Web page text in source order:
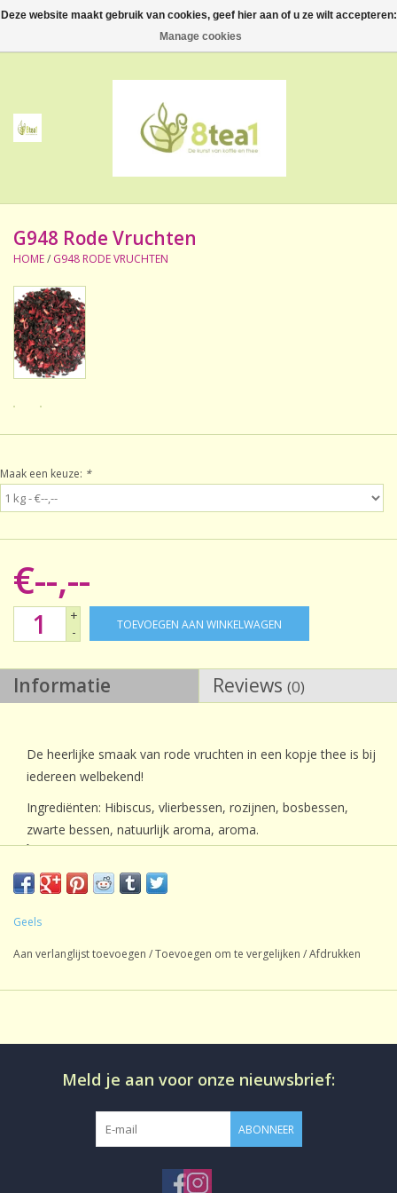
0 Artikelen - €--,--
Thee
Accessoires
NIEUW! Verpakte thee
BeppeDeli en 8tea1
Contact
Sale!
Laatste kans!
G948 Rode Vruchten
HOME/ G948 RODE VRUCHTEN
Maak een keuze: *
€--,--
+
-
TOEVOEGEN AAN WINKELWAGEN
Informatie Reviews (0)
De heerlijke smaak van rode vruchten in een kopje thee is bij
iedereen welbekend!
Ingrediënten: Hibiscus, vlierbessen, rozijnen, bosbessen,
zwarte bessen, natuurlijk aroma, aroma.
Ã‚Â
Oorsprong:
Mengsel
Soort thee:
Vruchtenthee
Inhoud:
Gluten:
Glutenvrij
Geels
Aan verlanglijst toevoegen /Toevoegen om te vergelijken /Afdrukken
Meld je aan voor onze nieuwsbrief:
ABONNEER
Deze website maakt gebruik van cookies, geef hier aan of u ze wilt accepteren:
Manage cookies